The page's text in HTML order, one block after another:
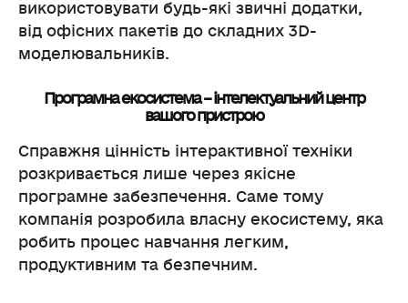
використовувати будь-які звичні додатки,
від офісних пакетів до складних 3D-
моделювальників.
Програмна екосистема – інтелектуальний центр
вашого пристрою
Справжня цінність інтерактивної техніки
розкривається лише через якісне
програмне забезпечення. Саме тому
компанія розробила власну екосистему, яка
робить процес навчання легким,
продуктивним та безпечним.